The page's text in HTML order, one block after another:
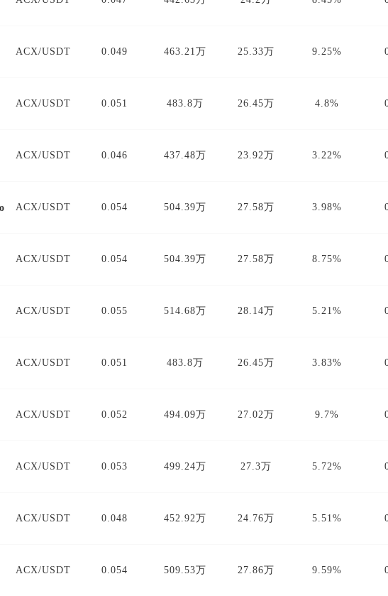
ACX/USDT 0.049 463.21万 25.33万 9.25%
ACX/USDT 0.051 483.8万 26.45万 4.8%
ACX/USDT 0.046 437.48万 23.92万 3.22%
ACX/USDT 0.054 504.39万 27.58万 3.98%
ACX/USDT 0.054 504.39万 27.58万 8.75%
ACX/USDT 0.055 514.68万 28.14万 5.21%
ACX/USDT 0.051 483.8万 26.45万 3.83%
ACX/USDT 0.052 494.09万 27.02万 9.7%
ACX/USDT 0.053 499.24万 27.3万 5.72%
ACX/USDT 0.048 452.92万 24.76万 5.51%
ACX/USDT 0.054 509.53万 27.86万 9.59%